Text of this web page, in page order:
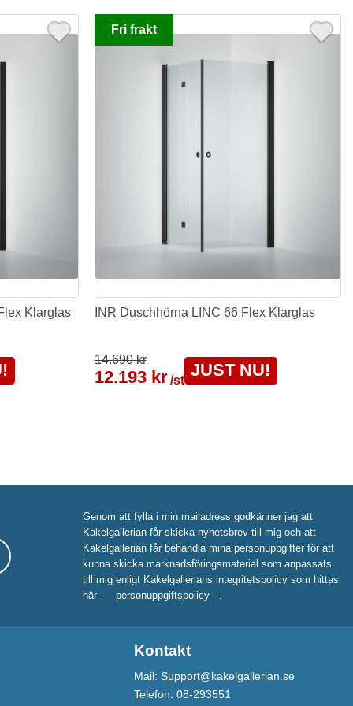
Klarglas INR Duschhörna LINC 66 Flex Klarglas
14.690 kr
12.193 kr /st
JUST NU!
Fri frakt
Genom att fylla i min mailadress godkänner jag att
Kakelgallerian får skicka nyhetsbrev till mig och att
Kakelgallerian får behandla mina personuppgifter för att
kunna skicka marknadsföringsmaterial som anpassats
till mig enligt Kakelgallerians integritetspolicy som hittas
här -
personuppgiftspolicy
Kontakt
Mail: Support@kakelgallerian.se
Telefon: 08-293551